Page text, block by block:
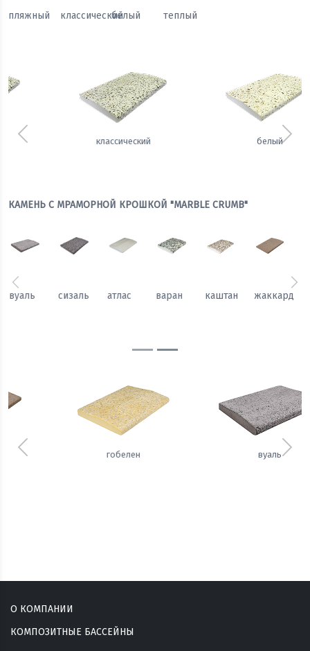
пляжный классическийбелый теплый
Предыдущий
КАМЕНЬ С МРАМОРНОЙ КРОШКОЙ "MARBLE CRUMB"
каштан жаккард гобелен вуаль сизаль атлас
Предыдущий
Предыдущий
О КОМПАНИИ
КОМПОЗИТНЫЕ БАССЕЙНЫ